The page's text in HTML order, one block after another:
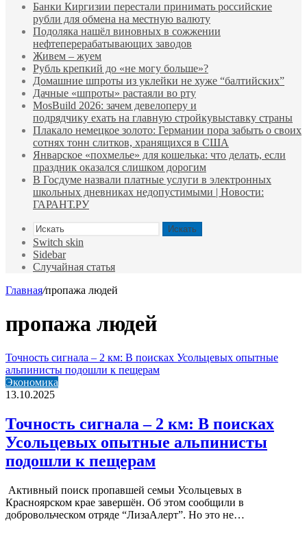
Банки Киргизии перестали принимать российские
рубли для обмена на местную валюту
Подоляка нашёл виновных в сожжении
нефтеперерабатывающих заводов
Живем – жуем
Рубль крепкий до «не могу больше»?
Домашние шпроты из уклейки не хуже “балтийских”
Дачные «шпроты» растаяли во рту
MosBuild 2026: зачем девелоперу и
подрядчиĸу ехать на главную стройĸувыставĸу страны
Плакало немецкое золото: Германии пора забыть о своих
сотнях тонн слитков, хранящихся в США
Январское «похмелье» для кошелька: что делать, если
праздник оказался слишком дорогим
В Госдуме назвали платные услуги в электронных
школьных дневниках недопустимыми | Новости:
ГАРАНТ.РУ
Искать
Switch skin
Sidebar
Случайная статья
Главная/пропажа людей
пропажа людей
Точность сигнала – 2 км: В поисках Усольцевых опытные
альпинисты подошли к пещерам
Экономика
13.10.2025
Точность сигнала – 2 км: В поисках
Усольцевых опытные альпинисты
подошли к пещерам
​ Активный поиск пропавшей семьи Усольцевых в
Красноярском крае завершён. Об этом сообщили в
добровольческом отряде “ЛизаАлерт”. Но это не…